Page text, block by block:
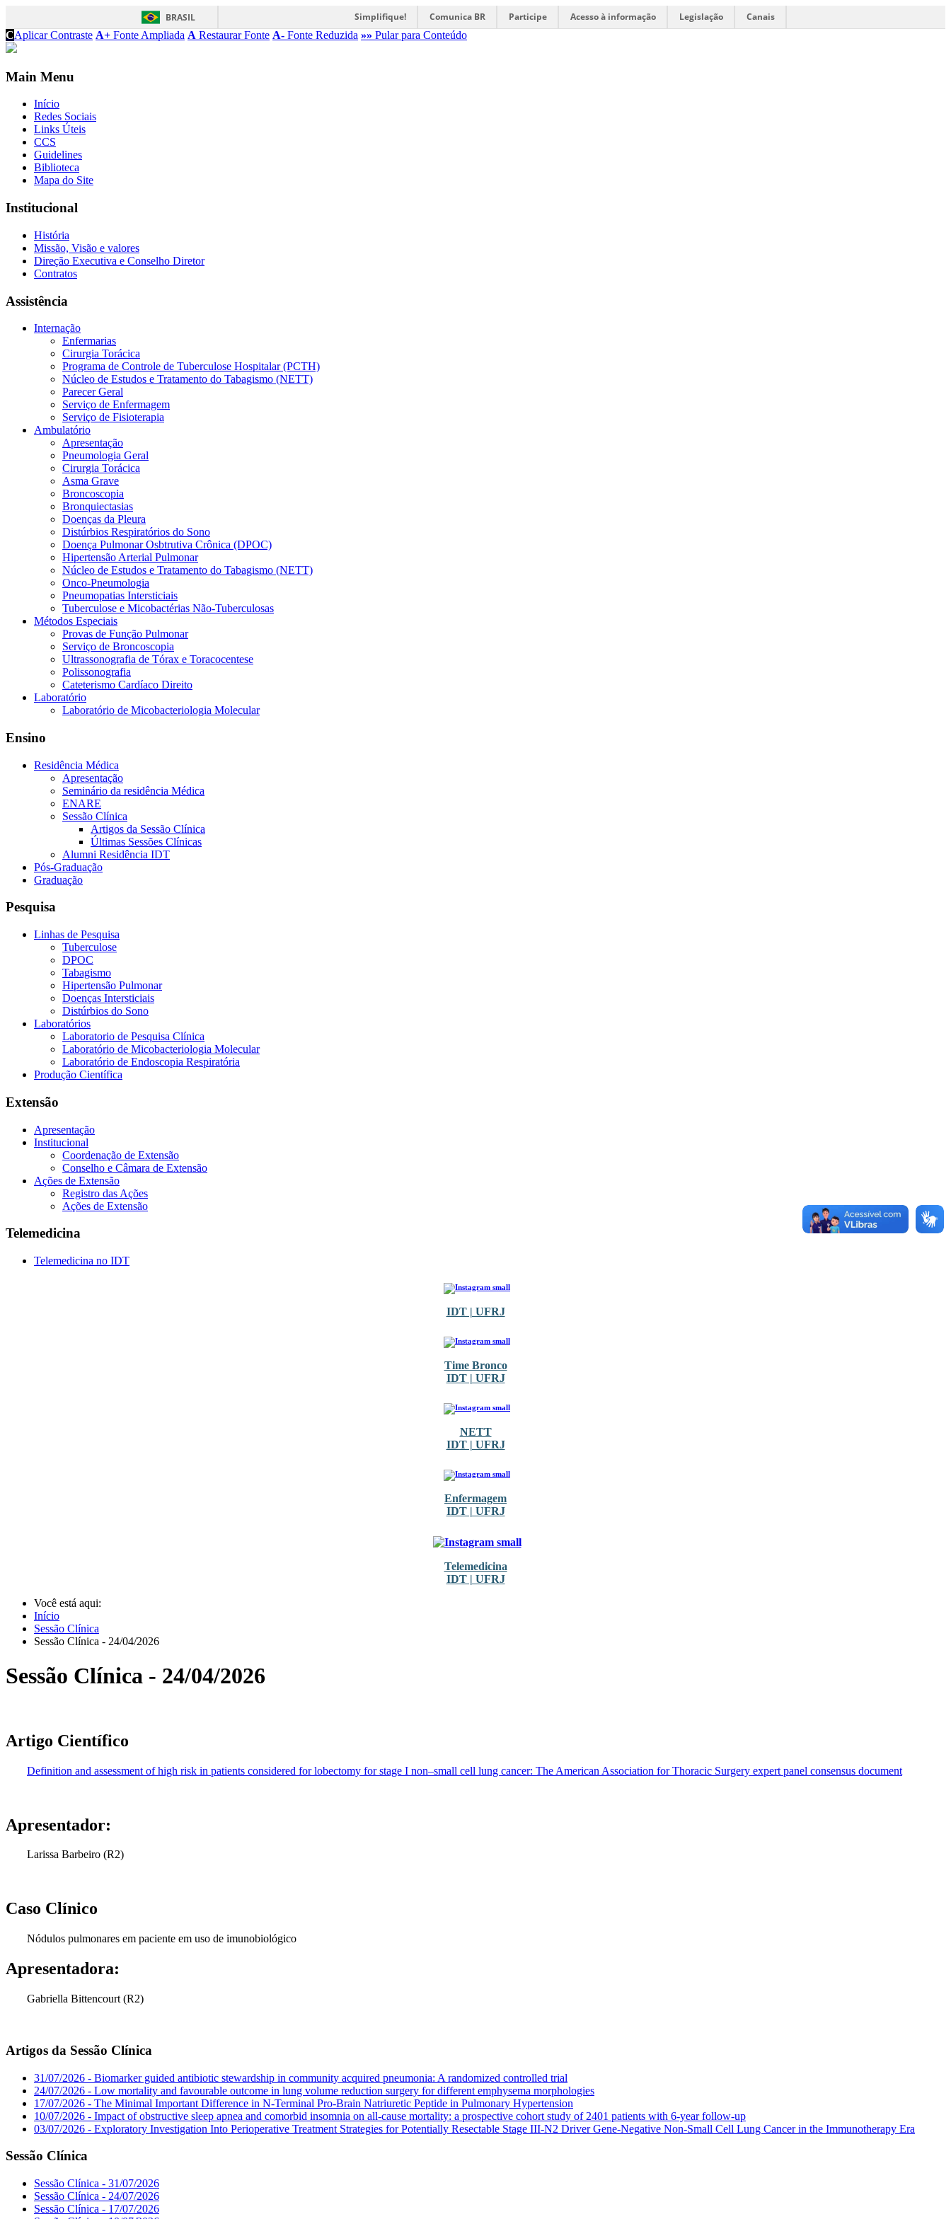
BRASIL Simplifique! Comunica BR Participe Acesso à informação Legislação
Canais
CAplicar Contraste A+ Fonte Ampliada A Restaurar Fonte A- Fonte Reduzida »» Pular para Conteúdo
Main Menu
Início
Redes Sociais
Links Úteis
CCS
Guidelines
Biblioteca
Mapa do Site
Institucional
História
Missão, Visão e valores
Direção Executiva e Conselho Diretor
Contratos
Assistência
Internação
Enfermarias
Cirurgia Torácica
Programa de Controle de Tuberculose Hospitalar (PCTH)
Núcleo de Estudos e Tratamento do Tabagismo (NETT)
Parecer Geral
Serviço de Enfermagem
Serviço de Fisioterapia
Ambulatório
Apresentação
Pneumologia Geral
Cirurgia Torácica
Asma Grave
Broncoscopia
Bronquiectasias
Doenças da Pleura
Distúrbios Respiratórios do Sono
Doença Pulmonar Osbtrutiva Crônica (DPOC)
Hipertensão Arterial Pulmonar
Núcleo de Estudos e Tratamento do Tabagismo (NETT)
Onco-Pneumologia
Pneumopatias Intersticiais
Tuberculose e Micobactérias Não-Tuberculosas
Métodos Especiais
Provas de Função Pulmonar
Serviço de Broncoscopia
Ultrassonografia de Tórax e Toracocentese
Polissonografia
Cateterismo Cardíaco Direito
Laboratório
Laboratório de Micobacteriologia Molecular
Ensino
Residência Médica
Apresentação
Seminário da residência Médica
ENARE
Sessão Clínica
Artigos da Sessão Clínica
Últimas Sessões Clínicas
Alumni Residência IDT
Pós-Graduação
Graduação
Pesquisa
Linhas de Pesquisa
Tuberculose
DPOC
Tabagismo
Hipertensão Pulmonar
Doenças Intersticiais
Distúrbios do Sono
Laboratórios
Laboratorio de Pesquisa Clínica
Laboratório de Micobacteriologia Molecular
Laboratório de Endoscopia Respiratória
Produção Científica
Extensão
Apresentação
Institucional
Coordenação de Extensão
Conselho e Câmara de Extensão
Ações de Extensão
Registro das Ações
Ações de Extensão
Telemedicina
Telemedicina no IDT
IDT | UFRJ
Time Bronco
IDT | UFRJ
NETT
IDT | UFRJ
Enfermagem
IDT | UFRJ
Telemedicina
IDT | UFRJ
Você está aqui:
Início
Sessão Clínica
Sessão Clínica - 24/04/2026
Sessão Clínica - 24/04/2026
Artigo Científico
Definition and assessment of high risk in patients considered for lobectomy for stage I non–small cell lung cancer: The American Association for Thoracic Surgery expert panel consensus document
Apresentador:
Larissa Barbeiro (R2)
Caso Clínico
Nódulos pulmonares em paciente em uso de imunobiológico
Apresentadora:
Gabriella Bittencourt (R2)
Artigos da Sessão Clínica
31/07/2026 - Biomarker guided antibiotic stewardship in community acquired pneumonia: A randomized controlled trial
24/07/2026 - Low mortality and favourable outcome in lung volume reduction surgery for different emphysema morphologies
17/07/2026 - The Minimal Important Difference in N-Terminal Pro-Brain Natriuretic Peptide in Pulmonary Hypertension
10/07/2026 - Impact of obstructive sleep apnea and comorbid insomnia on all-cause mortality: a prospective cohort study of 2401 patients with 6-year follow-up
03/07/2026 - Exploratory Investigation Into Perioperative Treatment Strategies for Potentially Resectable Stage III-N2 Driver Gene-Negative Non-Small Cell Lung Cancer in the Immunotherapy Era
Sessão Clínica
Sessão Clínica - 31/07/2026
Sessão Clínica - 24/07/2026
Sessão Clínica - 17/07/2026